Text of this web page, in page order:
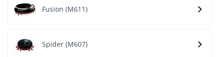
Fusion (M611)
Spider (M607)